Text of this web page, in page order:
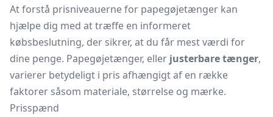
At forstå prisniveauerne for papegøjetænger kan
hjælpe dig med at træffe en informeret
købsbeslutning, der sikrer, at du får mest værdi for
dine penge. Papegøjetænger, eller justerbare tænger,
varierer betydeligt i pris afhængigt af en række
faktorer såsom materiale, størrelse og mærke.
Prisspænd